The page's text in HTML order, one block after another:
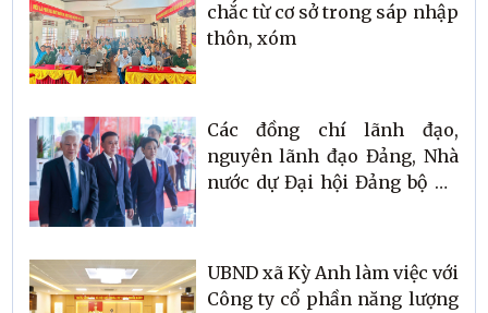
chắc từ cơ sở trong sáp nhập
thôn, xóm
Các đồng chí lãnh đạo,
nguyên lãnh đạo Đảng, Nhà
nước dự Đại hội Đảng bộ Hà
UBND xã Kỳ Anh làm việc với
Công ty cổ phần năng lượng